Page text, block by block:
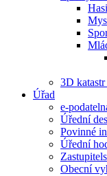
3D
Úřad
e-
Úřední
Povinné
Úřední
Obecní